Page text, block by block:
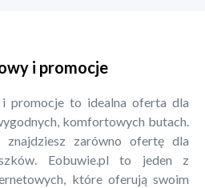
i promocje
promocje to idealna oferta dla
komfortowych butach.
zarówno ofertę dla
Eobuwie.pl to jeden z
które oferują swoim